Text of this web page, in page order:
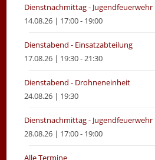
Dienstnachmittag - Jugendfeuerwehr
14.08.26 | 17:00 - 19:00
Dienstabend - Einsatzabteilung
17.08.26 | 19:30 - 21:30
Dienstabend - Drohneneinheit
24.08.26 | 19:30
Dienstnachmittag - Jugendfeuerwehr
28.08.26 | 17:00 - 19:00
Alle Termine